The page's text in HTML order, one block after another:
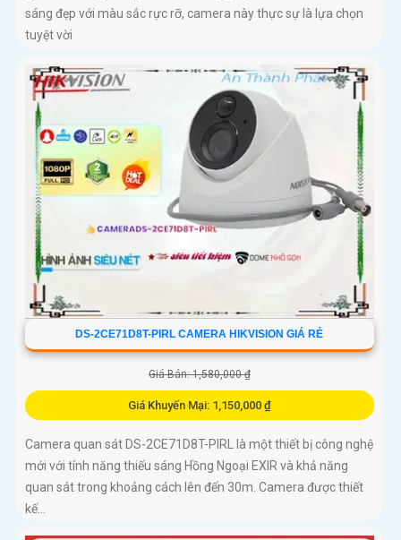
sáng đẹp với màu sắc rực rỡ, camera này thực sự là lựa chọn
tuyệt vời
DS-2CE71D8T-PIRL CAMERA HIKVISION GIÁ RẺ
Giá Bán: 1,580,000 ₫
Giá Khuyến Mại: 1,150,000 ₫
Camera quan sát DS-2CE71D8T-PIRL là một thiết bị công nghệ
mới với tính năng thiếu sáng Hồng Ngoại EXIR và khả năng
quan sát trong khoảng cách lên đến 30m. Camera được thiết
kế...